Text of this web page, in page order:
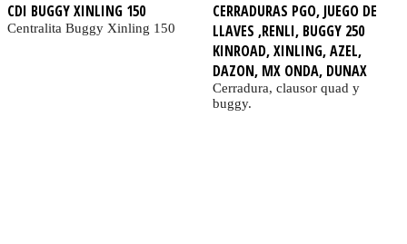
CDI BUGGY XINLING 150
Centralita Buggy Xinling 150
CERRADURAS PGO, JUEGO DE
LLAVES ,RENLI, BUGGY 250
KINROAD, XINLING, AZEL,
DAZON, MX ONDA, DUNAX
Cerradura, clausor quad y
buggy.